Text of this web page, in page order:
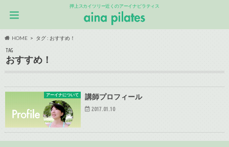
押上スカイツリー近くのアーイナピラティス
HOME タグ : おすすめ！
TAG
おすすめ！
アーイナについて 講師プロフィール
2017.01.10